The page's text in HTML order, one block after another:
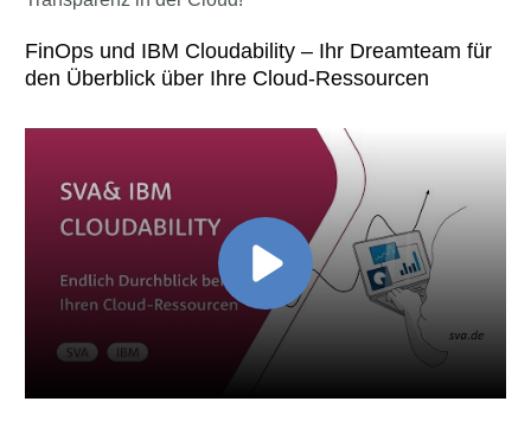
FinOps und IBM Cloudability – Ihr Dreamteam für
den Überblick über Ihre Cloud-Ressourcen
Video